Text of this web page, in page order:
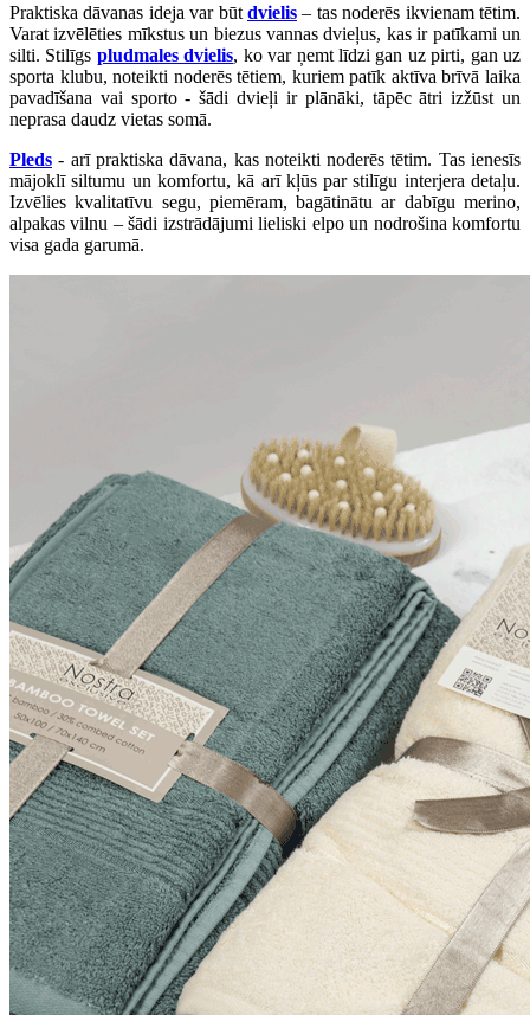
Praktiska dāvanas ideja var būt dvielis – tas noderēs ikvienam tētim.
Varat izvēlēties mīkstus un biezus vannas dvieļus, kas ir patīkami un
silti. Stilīgs pludmales dvielis, ko var ņemt līdzi gan uz pirti, gan uz
sporta klubu, noteikti noderēs tētiem, kuriem patīk aktīva brīvā laika
pavadīšana vai sporto - šādi dvieļi ir plānāki, tāpēc ātri izžūst un
neprasa daudz vietas somā.
Pleds - arī praktiska dāvana, kas noteikti noderēs tētim. Tas ienesīs
mājoklī siltumu un komfortu, kā arī kļūs par stilīgu interjera detaļu.
Izvēlies kvalitatīvu segu, piemēram, bagātinātu ar dabīgu merino,
alpakas vilnu – šādi izstrādājumi lieliski elpo un nodrošina komfortu
visa gada garumā.